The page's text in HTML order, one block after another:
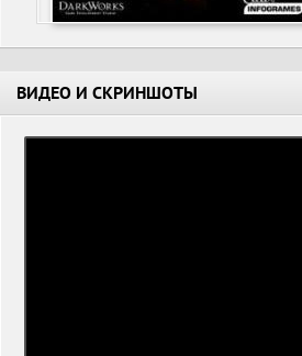
ВИДЕО И СКРИНШОТЫ